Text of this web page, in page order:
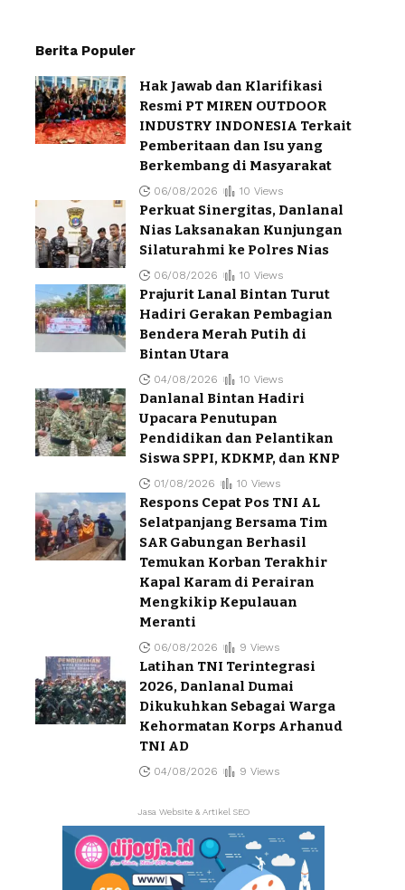
Berita Populer
Hak Jawab dan Klarifikasi
Resmi PT MIREN OUTDOOR
INDUSTRY INDONESIA Terkait
Pemberitaan dan Isu yang
Berkembang di Masyarakat
06/08/2026 10 Views
Perkuat Sinergitas, Danlanal
Nias Laksanakan Kunjungan
Silaturahmi ke Polres Nias
06/08/2026 10 Views
Prajurit Lanal Bintan Turut
Hadiri Gerakan Pembagian
Bendera Merah Putih di
Bintan Utara
04/08/2026 10 Views
Danlanal Bintan Hadiri
Upacara Penutupan
Pendidikan dan Pelantikan
Siswa SPPI, KDKMP, dan KNP
01/08/2026 10 Views
Respons Cepat Pos TNI AL
Selatpanjang Bersama Tim
SAR Gabungan Berhasil
Temukan Korban Terakhir
Kapal Karam di Perairan
Mengkikip Kepulauan
Meranti
06/08/2026 9 Views
Latihan TNI Terintegrasi
2026, Danlanal Dumai
Dikukuhkan Sebagai Warga
Kehormatan Korps Arhanud
TNI AD
04/08/2026 9 Views
Jasa Website & Artikel SEO